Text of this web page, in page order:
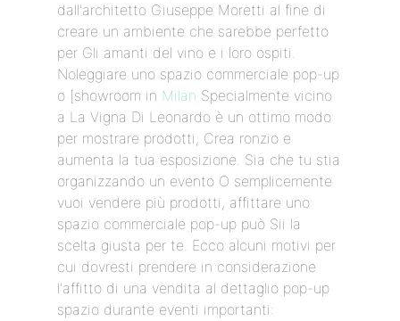
dall'architetto Giuseppe Moretti al fine di
creare un ambiente che sarebbe perfetto
per Gli amanti del vino e i loro ospiti.
Noleggiare uno spazio commerciale pop-up
o [showroom in Milan Specialmente vicino
a La Vigna Di Leonardo è un ottimo modo
per mostrare prodotti, Crea ronzio e
aumenta la tua esposizione. Sia che tu stia
organizzando un evento O semplicemente
vuoi vendere più prodotti, affittare uno
spazio commerciale pop-up può Sii la
scelta giusta per te. Ecco alcuni motivi per
cui dovresti prendere in considerazione
l'affitto di una vendita al dettaglio pop-up
spazio durante eventi importanti: